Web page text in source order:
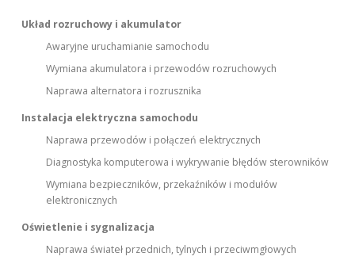
Układ rozruchowy i akumulator
Awaryjne uruchamianie samochodu
Wymiana akumulatora i przewodów rozruchowych
Naprawa alternatora i rozrusznika
Instalacja elektryczna samochodu
Naprawa przewodów i połączeń elektrycznych
Diagnostyka komputerowa i wykrywanie błędów sterowników
Wymiana bezpieczników, przekaźników i modułów
elektronicznych
Oświetlenie i sygnalizacja
Naprawa świateł przednich, tylnych i przeciwmgłowych